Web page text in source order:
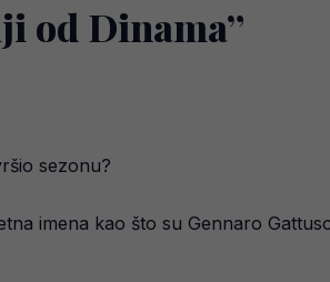
od Dinama”
sezonu?
imena kao što su Gennaro